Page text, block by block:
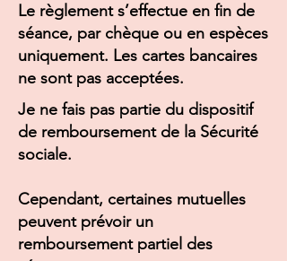
Le règlement s’effectue en fin de
séance, par chèque ou en espèces
uniquement. Les cartes bancaires
ne sont pas acceptées.
Je ne fais pas partie du dispositif
de remboursement de la Sécurité
sociale.
Cependant, certaines mutuelles
peuvent prévoir un
remboursement partiel des